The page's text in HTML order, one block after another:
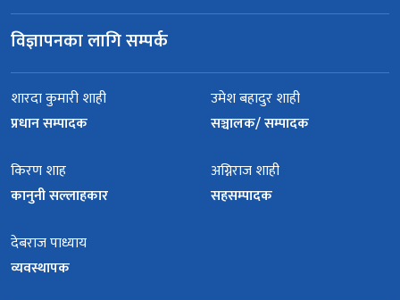
विज्ञापनका लागि सम्पर्क
शारदा कुमारी शाही
प्रधान सम्पादक
उमेश बहादुर शाही
सञ्चालक/ सम्पादक
किरण शाह
कानुनी सल्लाहकार
अग्निराज शाही
सहसम्पादक
देबराज पाध्याय
व्यवस्थापक